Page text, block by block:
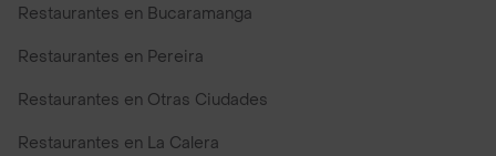
Restaurantes en Bucaramanga
Restaurantes en Pereira
Restaurantes en Otras Ciudades
Restaurantes en La Calera